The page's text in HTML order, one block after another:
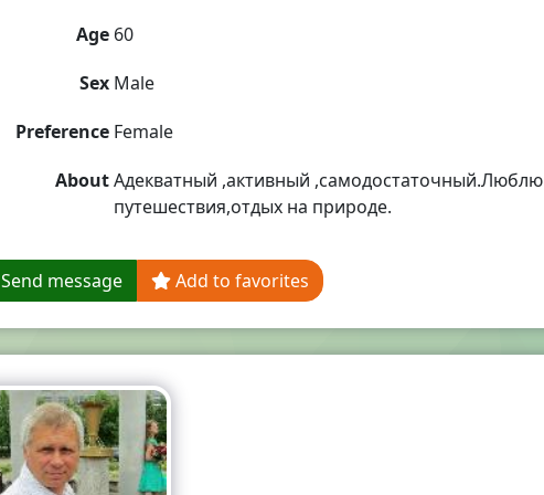
Age 60
Sex Male
Preference Female
AboutАдекватный ,активный ,самодостаточный.Люблю
путешествия,отдых на природе.
Send message Add to favorites